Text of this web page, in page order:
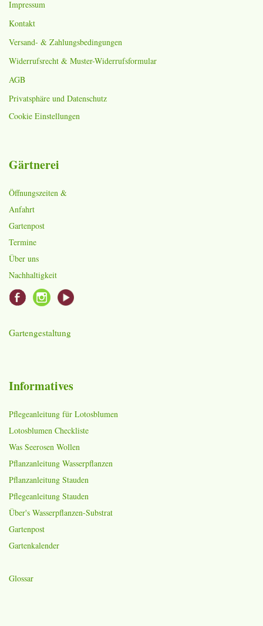
Impressum
Kontakt
Versand- & Zahlungsbedingungen
Widerrufsrecht & Muster-Widerrufsformular
AGB
Privatsphäre und Datenschutz
Cookie Einstellungen
Gärtnerei
Öffnungszeiten &
Anfahrt
Gartenpost
Termine
Über uns
Nachhaltigkeit
Gartengestaltung
Informatives
Pflegeanleitung für Lotosblumen
Lotosblumen Checkliste
Was Seerosen Wollen
Pflanzanleitung Wasserpflanzen
Pflanzanleitung Stauden
Pflegeanleitung Stauden
Über's Wasserpflanzen-Substrat
Gartenpost
Gartenkalender
Glossar